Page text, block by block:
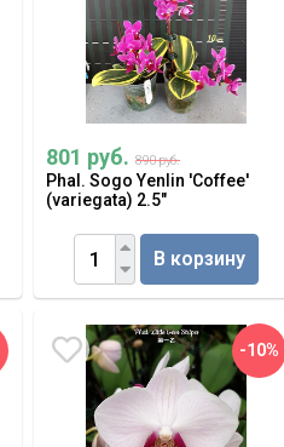
801 руб. 890 руб.
Phal. Sogo Yenlin 'Coffee'
(variegata) 2.5"
В корзину
-10%